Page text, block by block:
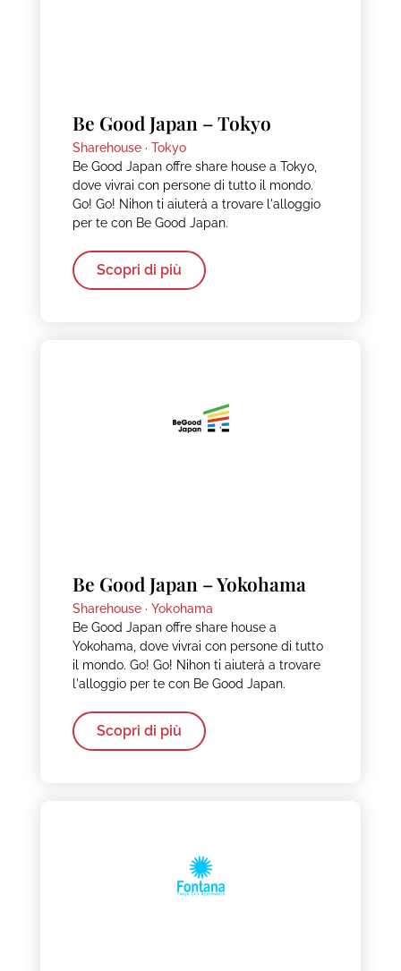
Be Good Japan – Tokyo
Sharehouse · Tokyo
Be Good Japan offre share house a Tokyo,
dove vivrai con persone di tutto il mondo.
Go! Go! Nihon ti aiuterà a trovare l'alloggio
per te con Be Good Japan.
Scopri di più
Be Good Japan – Yokohama
Sharehouse · Yokohama
Be Good Japan offre share house a
Yokohama, dove vivrai con persone di tutto
il mondo. Go! Go! Nihon ti aiuterà a trovare
l'alloggio per te con Be Good Japan.
Scopri di più